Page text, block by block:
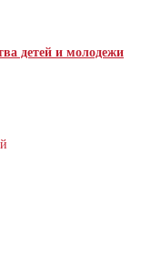
детей и молодежи